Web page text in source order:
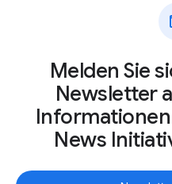
Melden Sie
Newsletter
News